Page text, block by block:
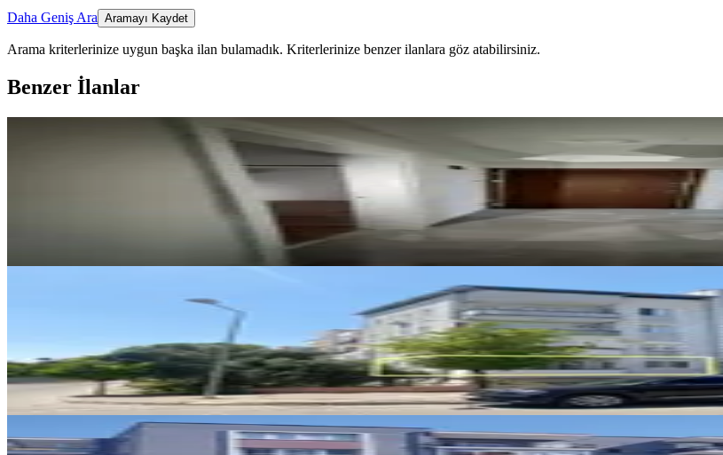
Daha Geniş Ara Aramayı Kaydet
Arama kriterlerinize uygun başka ilan bulamadık. Kriterlerinize benzer ilanlara göz atabilirsiniz.
Benzer İlanlar
Girne Mahallesi Doğalgazlı 2+1 Kiralık Daire
Efeler, Girne Mahallesi
1. Kat·
Hb'den 2+1 Eşyalı Kiralık Daire, Girne Mahallesi'nde, Ara Kat, Ayrı
Efeler, Girne Mahallesi
2+1·90 m² ·1. Kat·05.08.2026
19.000 ₺
Hb'den 3+1 Kiralık Daire,cumhuriyet'de Doğalgazlı,cadde Üzeri